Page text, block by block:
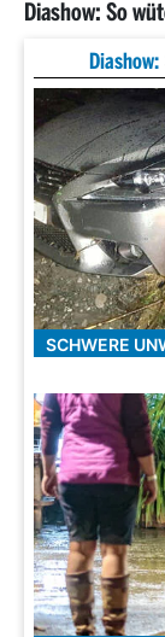
Diashow: So
Diashow:
SCHWERE